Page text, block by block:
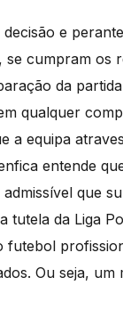
e
cumpram os
da
qualquer
a equipa
entende
que
tutela da Liga
Ou seja, um